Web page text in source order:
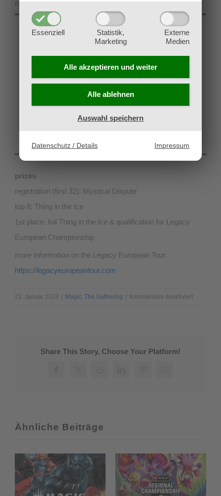
Essenziell
Statistik,
Marketing
Externe
Medien
Alle akzeptieren und weiter
Alle ablehnen
Auswahl speichern
Datenschutz / Details Impressum
round 1 start: 12 pm
our WEBSHOP (click here)
Event Code: YQP624G
prizes
registration (first 32): Mystical Dispute
top 8: Thing in the Ice
1st place: foil Thing in the Ice & qualification for Legacy
European Championship
more information on the Legacy European Tour:
https://legacyeuropeantour.com
21. Januar 2023 Magic: The Gathering Kommentare deaktiviertfür
Share This Story, Choose Your Platform!
Ähnliche Beiträge